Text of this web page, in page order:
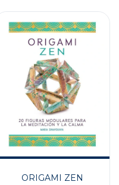
ORIGAMI ZEN